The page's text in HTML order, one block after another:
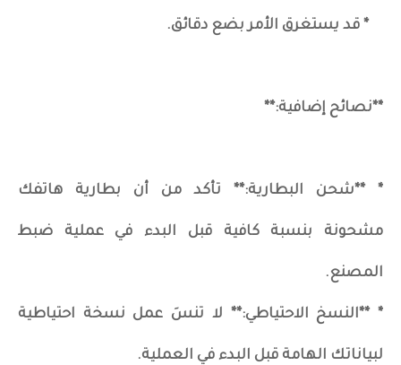
* قد يستغرق الأمر بضع دقائق.
**نصائح إضافية:**
* **شحن البطارية:** تأكد من أن بطارية هاتفك
مشحونة بنسبة كافية قبل البدء في عملية ضبط
المصنع.
* **النسخ الاحتياطي:** لا تنسَ عمل نسخة احتياطية
لبياناتك الهامة قبل البدء في العملية.